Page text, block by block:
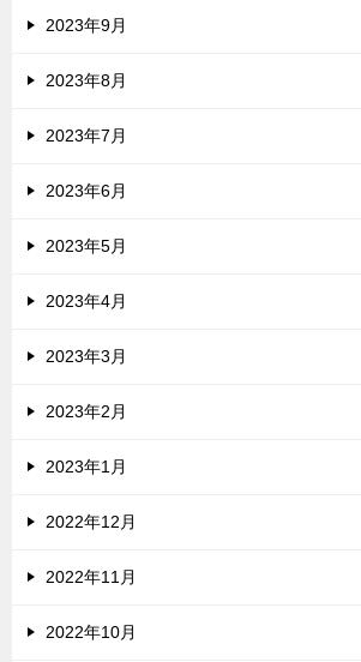
2023年9月
2023年8月
2023年7月
2023年6月
2023年5月
2023年4月
2023年3月
2023年2月
2023年1月
2022年12月
2022年11月
2022年10月